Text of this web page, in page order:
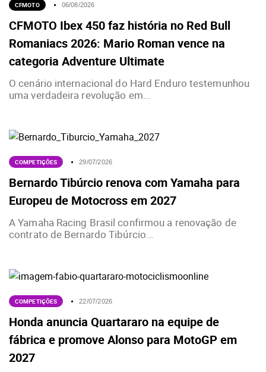
CFMOTO 06/08/2026
CFMOTO Ibex 450 faz história no Red Bull
Romaniacs 2026: Mario Roman vence na
categoria Adventure Ultimate
O cenário internacional do Hard Enduro testemunhou
uma verdadeira revolução em...
COMPETIÇÕES 29/07/2026
Bernardo Tibúrcio renova com Yamaha para
Europeu de Motocross em 2027
A Yamaha Racing Brasil confirmou a renovação de
contrato de Bernardo Tibúrcio...
COMPETIÇÕES 22/07/2026
Honda anuncia Quartararo na equipe de
fábrica e promove Alonso para MotoGP em
2027